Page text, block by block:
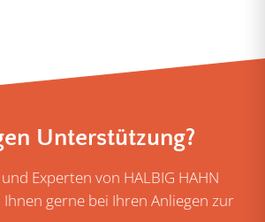
Unterstützung?
Experten von HALBIG HAHN
Ihnen gerne bei Ihren Anliegen zur